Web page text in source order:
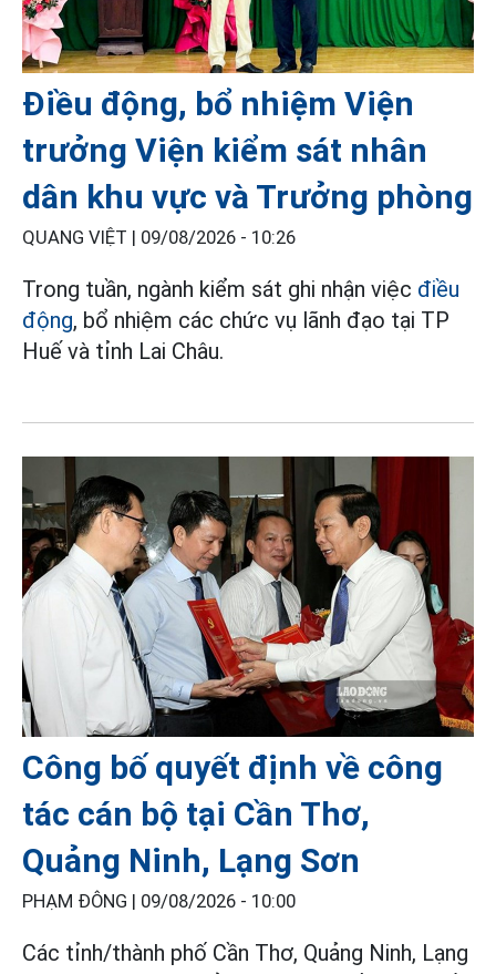
Điều động, bổ nhiệm Viện
trưởng Viện kiểm sát nhân
dân khu vực và Trưởng phòng
QUANG VIỆT | 09/08/2026 - 10:26
Trong tuần, ngành kiểm sát ghi nhận việc điều
động, bổ nhiệm các chức vụ lãnh đạo tại TP
Huế và tỉnh Lai Châu.
Công bố quyết định về công
tác cán bộ tại Cần Thơ,
Quảng Ninh, Lạng Sơn
PHẠM ĐÔNG | 09/08/2026 - 10:00
Các tỉnh/thành phố Cần Thơ, Quảng Ninh, Lạng